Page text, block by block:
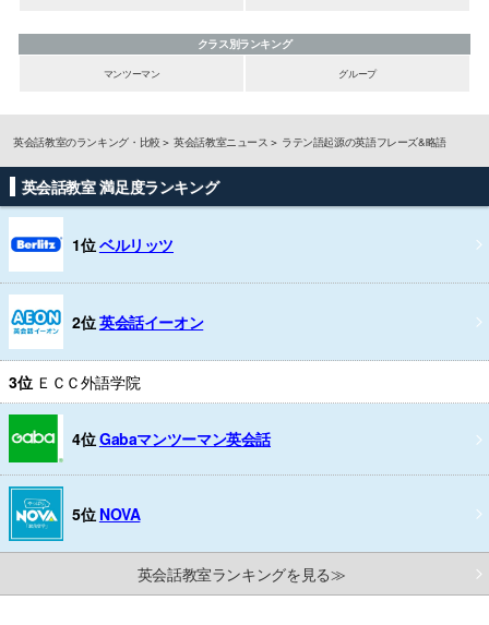
クラス別ランキング
マンツーマン
グループ
英会話教室のランキング・比較 英会話教室ニュース ラテン語起源の英語フレーズ&略語
英会話教室 満足度ランキング
1位ベルリッツ
2位英会話イーオン
3位 ＥＣＣ外語学院
4位Gabaマンツーマン英会話
5位 NOVA
英会話教室ランキングを見る≫